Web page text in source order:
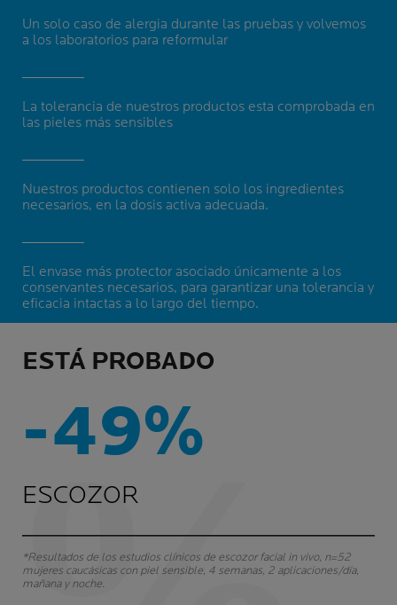
Un solo caso de alergia durante las pruebas y volvemos
a los laboratorios para reformular
La tolerancia de nuestros productos esta comprobada en
las pieles más sensibles
Nuestros productos contienen solo los ingredientes
necesarios, en la dosis activa adecuada.
El envase más protector asociado únicamente a los
conservantes necesarios, para garantizar una tolerancia y
eficacia intactas a lo largo del tiempo.
ESTÁ PROBADO
-49%
ESCOZOR
*Resultados de los estudios clínicos de escozor facial in vivo, n=52
mujeres caucásicas con piel sensible, 4 semanas, 2 aplicaciones/día,
mañana y noche.